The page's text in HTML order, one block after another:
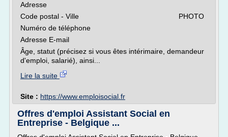
Adresse
Code postal - Ville PHOTO
Numéro de téléphone
Adresse E-mail
Âge, statut (précisez si vous êtes intérimaire, demandeur
d'emploi, salarié), ainsi...
Lire la suite
Site : https://www.emploisocial.fr
Offres d'emploi Assistant Social en
Entreprise - Belgique ...